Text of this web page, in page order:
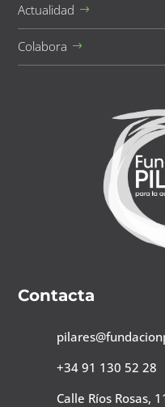
Actualidad
Colabora
Contacta
+34 91 130 52 28
Calle Ríos Rosas,